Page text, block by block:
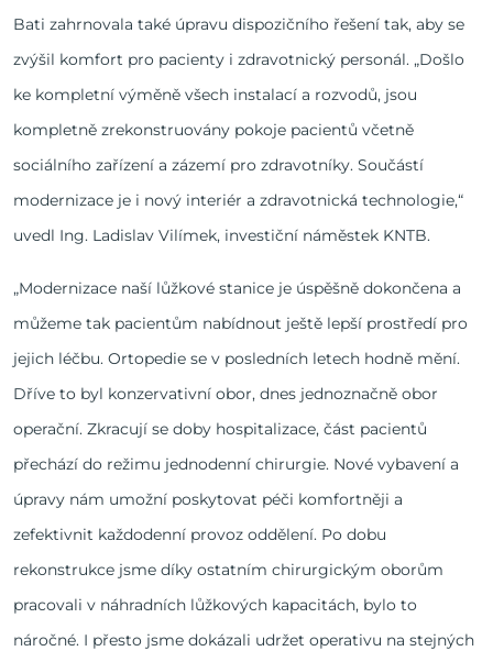
Bati zahrnovala také úpravu dispozičního řešení tak, aby se
zvýšil komfort pro pacienty i zdravotnický personál. „Došlo
ke kompletní výměně všech instalací a rozvodů, jsou
kompletně zrekonstruovány pokoje pacientů včetně
sociálního zařízení a zázemí pro zdravotníky. Součástí
modernizace je i nový interiér a zdravotnická technologie,“
uvedl Ing. Ladislav Vilímek, investiční náměstek KNTB.
„Modernizace naší lůžkové stanice je úspěšně dokončena a
můžeme tak pacientům nabídnout ještě lepší prostředí pro
jejich léčbu. Ortopedie se v posledních letech hodně mění.
Dříve to byl konzervativní obor, dnes jednoznačně obor
operační. Zkracují se doby hospitalizace, část pacientů
přechází do režimu jednodenní chirurgie. Nové vybavení a
úpravy nám umožní poskytovat péči komfortněji a
zefektivnit každodenní provoz oddělení. Po dobu
rekonstrukce jsme díky ostatním chirurgickým oborům
pracovali v náhradních lůžkových kapacitách, bylo to
náročné. I přesto jsme dokázali udržet operativu na stejných